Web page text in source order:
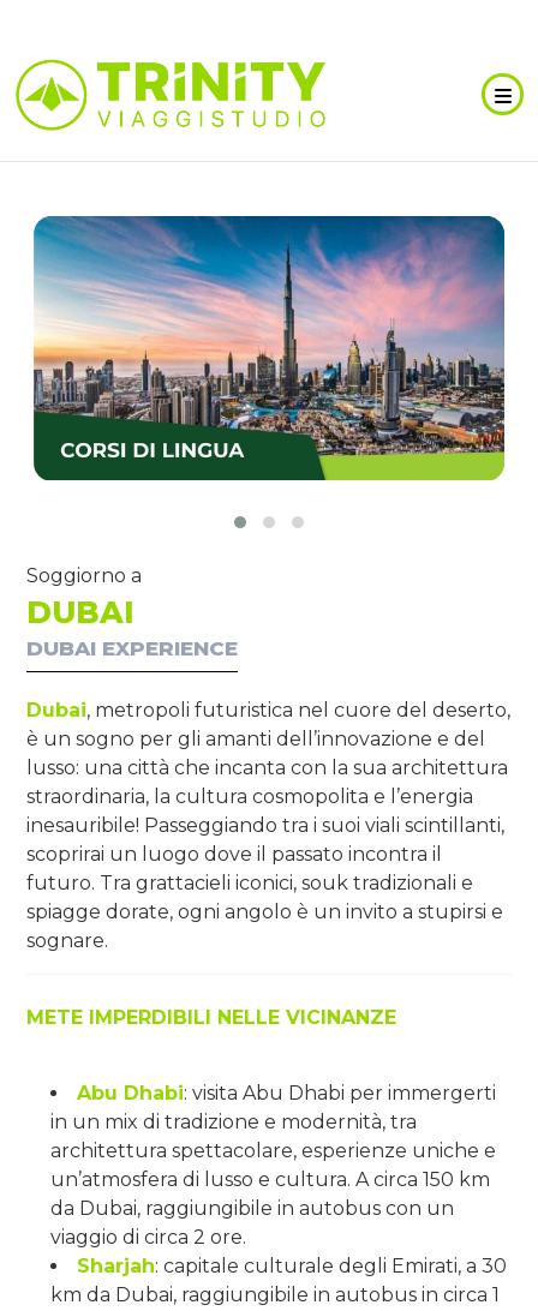
Soggiorno a
DUBAI
DUBAI EXPERIENCE
Dubai, metropoli futuristica nel cuore del deserto,
è un sogno per gli amanti dell’innovazione e del
lusso: una città che incanta con la sua architettura
straordinaria, la cultura cosmopolita e l’energia
inesauribile! Passeggiando tra i suoi viali scintillanti,
scoprirai un luogo dove il passato incontra il
futuro. Tra grattacieli iconici, souk tradizionali e
spiagge dorate, ogni angolo è un invito a stupirsi e
sognare.
METE IMPERDIBILI NELLE VICINANZE
Abu Dhabi: visita Abu Dhabi per immergerti
in un mix di tradizione e modernità, tra
architettura spettacolare, esperienze uniche e
un’atmosfera di lusso e cultura. A circa 150 km
da Dubai, raggiungibile in autobus con un
viaggio di circa 2 ore.
Sharjah: capitale culturale degli Emirati, a 30
km da Dubai, raggiungibile in autobus in circa 1